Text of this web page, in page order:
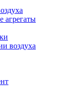
агрегаты
воздуха